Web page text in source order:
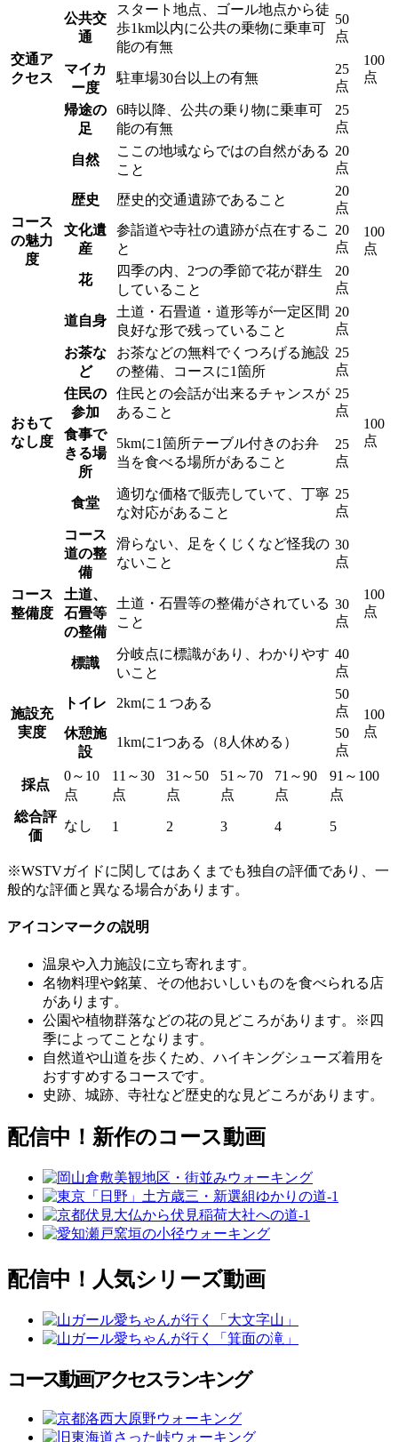
交通ア
クセス
公共交
通
スタート地点、ゴール地点から徒
歩1km以内に公共の乗物に乗車可
能の有無
50
点
100
点
マイカ
ー度
駐車場30台以上の有無
25
点
帰途の
足
6時以降、公共の乗り物に乗車可
能の有無
25
点
コース
の魅力
度
自然
ここの地域ならではの自然がある
こと
20
点
100
点
歴史 歴史的交通遺跡であること
20
点
文化遺
産
参詣道や寺社の遺跡が点在するこ
と
20
点
花
四季の内、2つの季節で花が群生
していること
20
点
道自身
土道・石畳道・道形等が一定区間
良好な形で残っていること
20
点
おもて
なし度
お茶な
ど
お茶などの無料でくつろげる施設
の整備、コースに1箇所
25
点
100
点
住民の
参加
住民との会話が出来るチャンスが
あること
25
点
食事で
きる場
所
5kmに1箇所テーブル付きのお弁
当を食べる場所があること
25
点
食堂
適切な価格で販売していて、丁寧
な対応があること
25
点
コース
整備度
コース
道の整
備
滑らない、足をくじくなど怪我の
ないこと
30
点
100
点
土道、
石畳等
の整備
土道・石畳等の整備がされている
こと
30
点
標識
分岐点に標識があり、わかりやす
いこと
40
点
施設充
実度
トイレ 2kmに１つある
50
点
100
点
休憩施
設
1kmに1つある（8人休める）
50
点
採点
0～10
点
11～30
点
31～50
点
51～70
点
71～90
点
91～100
点
総合評
価
なし 1 2 3 4 5
※WSTVガイドに関してはあくまでも独自の評価であり、一
般的な評価と異なる場合があります。
アイコンマークの説明
温泉や入力施設に立ち寄れます。
名物料理や銘菓、その他おいしいものを食べられる店
があります。
公園や植物群落などの花の見どころがあります。※四
季によってことなります。
自然道や山道を歩くため、ハイキングシューズ着用を
おすすめするコースです。
史跡、城跡、寺社など歴史的な見どころがあります。
配信中！新作のコース動画
配信中！人気シリーズ動画
コース動画アクセスランキング